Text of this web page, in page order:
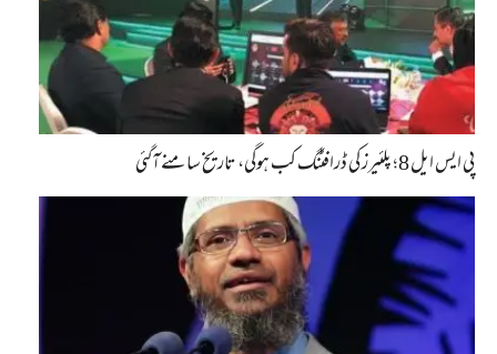
پی ایس ایل 8؛ پلئیرز کی ڈرافٹنگ کب ہوگی، تاریخ سامنے آگئی